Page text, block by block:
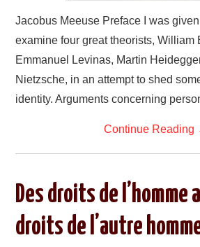
Jacobus Meeuse Preface I was
examine four great theorists, William
Emmanuel Levinas, Martin
Nietzsche, in an attempt to shed
identity. Arguments concerning
Continue Reading
Des droits de l’homme
droits de l’autre